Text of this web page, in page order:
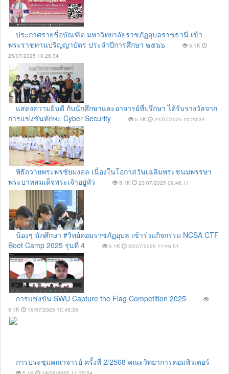
ประกาศรายชื่อบัณฑิต มหาวิทยาลัยราชภัฏอุบลราชธานี เข้า
พระราชทานปริญญาบัตร ประจำปีการศึกษา ๒๕๖๖
5.1K
25/07/2025 10:26:34
แสดงความยินดี กับนักศึกษาและอาจารย์ที่ปรึกษา ได้รับรางวัลจาก
การแข่งขันทักษะ Cyber Security
5.1K 24/07/2025 10:23:34
พิธีถวายพระพรชัยมงคล เนื่องในโอกาสวันเฉลิมพระชนมพรรษา
พระบาทสมเด็จพระเจ้าอยู่หัว
5.1K 23/07/2025 09:48:11
น้องๆ นักศึกษา #วิทย์คอมราชภัฏอุบล เข้าร่วมกิจกรรม NCSA CTF
Boot Camp 2025 รุ่นที่ 4
5.1K 22/07/2025 11:46:51
การแข่งขัน SWU Capture the Flag Competition 2025
5.1K 19/07/2025 10:45:33
การประชุมคณาจารย์ ครั้งที่ 2/2568 คณะวิทยาการคอมพิวเตอร์